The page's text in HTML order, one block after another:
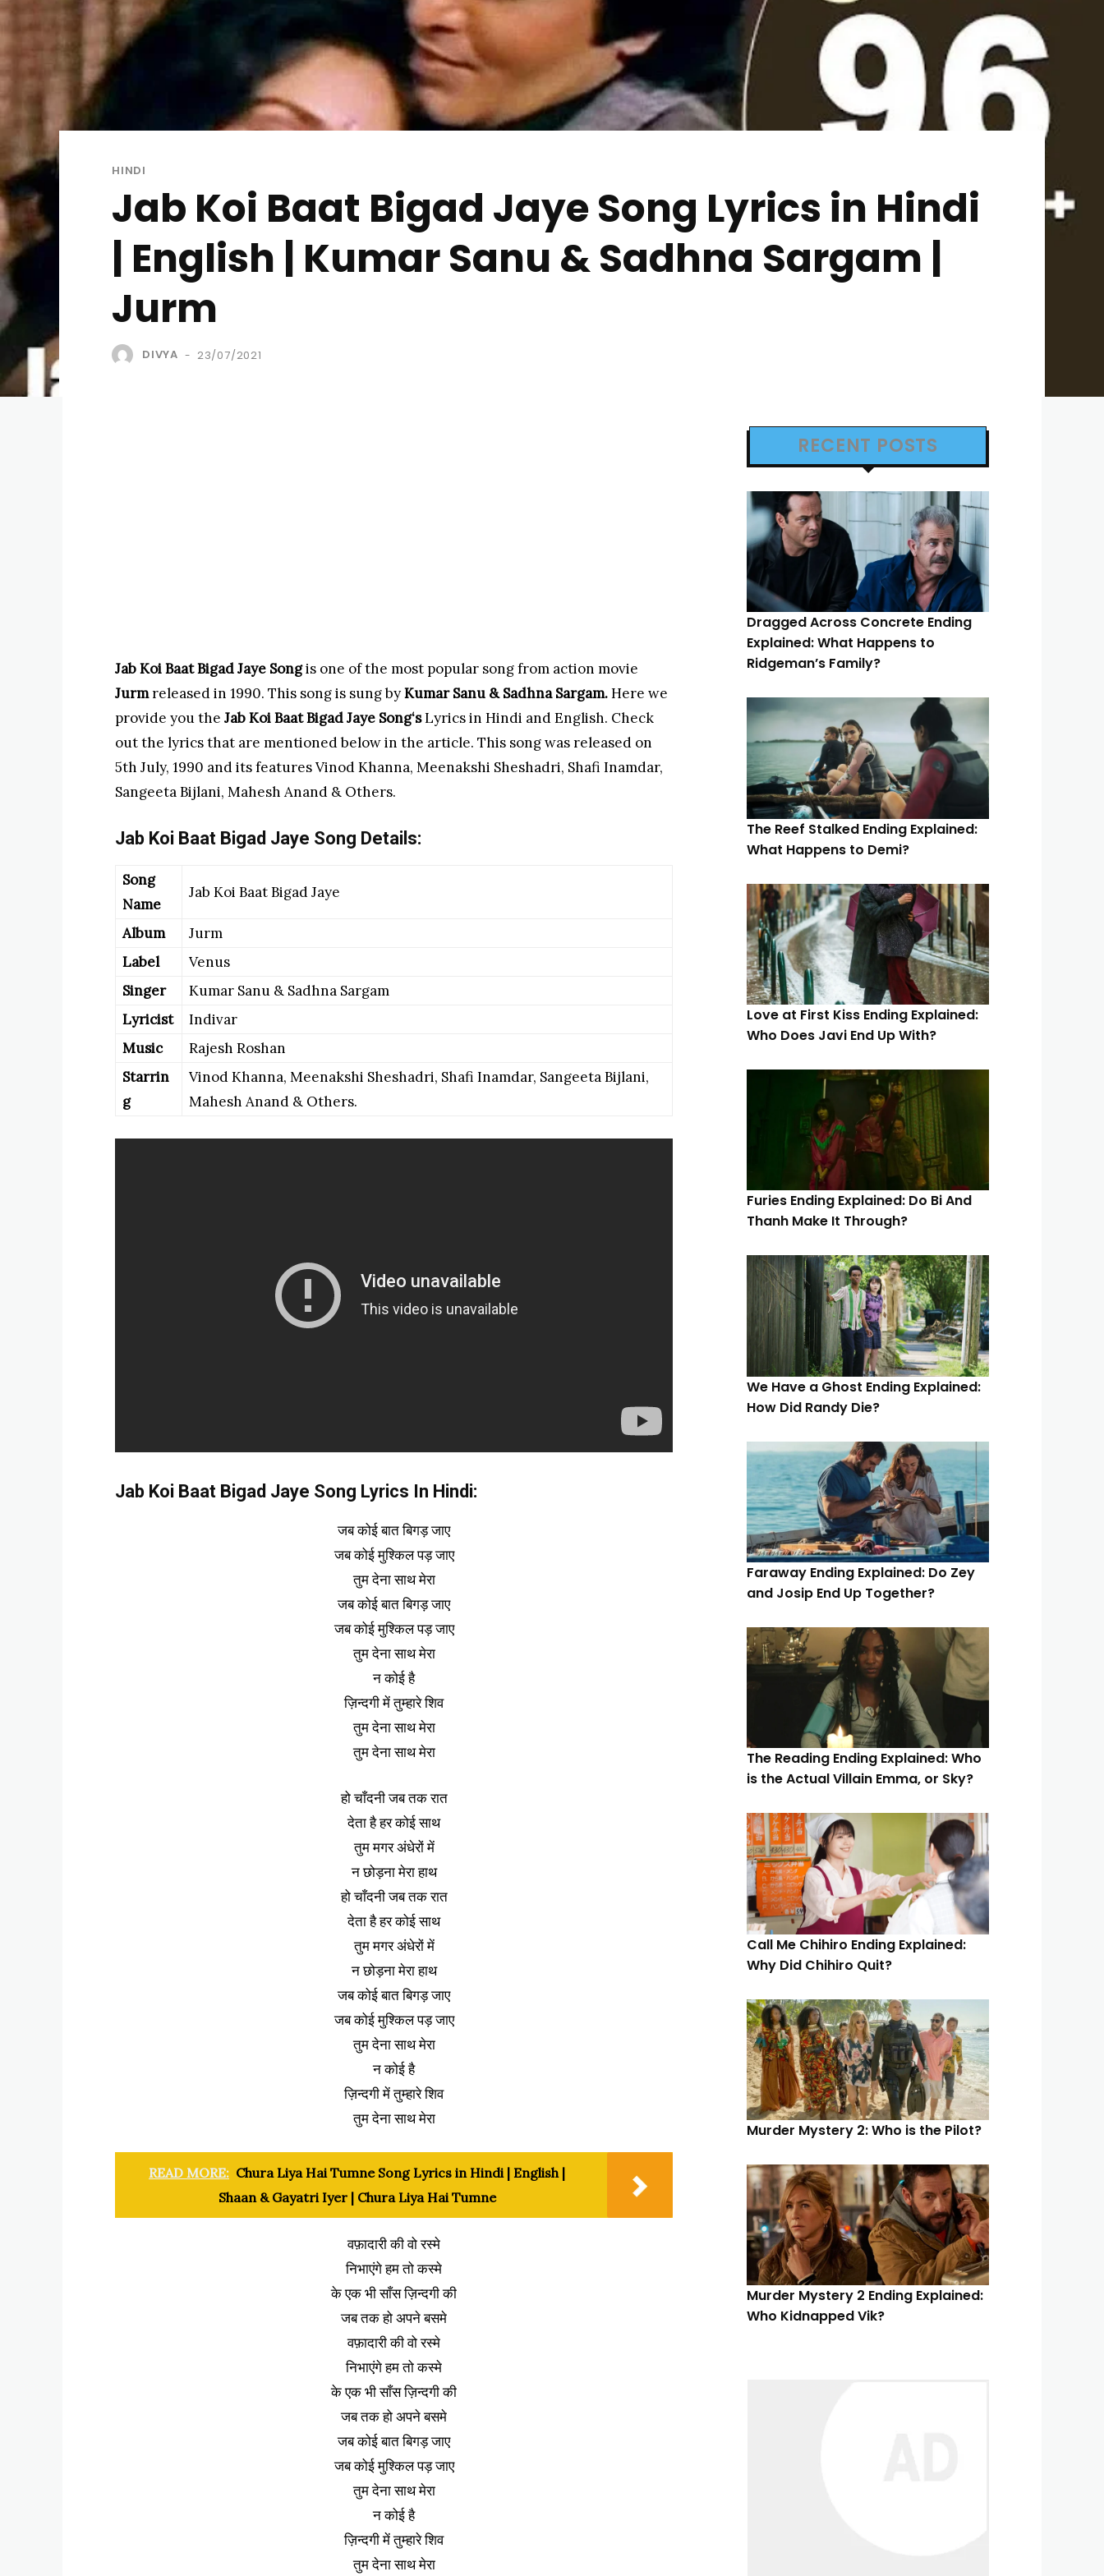
HINDI
Jab Koi Baat Bigad Jaye Song Lyrics in Hindi
| English | Kumar Sanu & Sadhna Sargam |
Jurm
DIVYA - 23/07/2021
Jab Koi Baat Bigad Jaye Songis one of the most popular song from action movie
Jurmreleased in 1990. This song is sung byKumar Sanu & Sadhna Sargam.Here we
provide you the Jab Koi Baat Bigad Jaye Song‘sLyrics in Hindi and English. Check
out the lyrics that are mentioned below in the article. This song was released on
5th July, 1990 and its features Vinod Khanna, Meenakshi Sheshadri, Shafi Inamdar,
Sangeeta Bijlani, Mahesh Anand & Others.
Jab Koi Baat Bigad Jaye Song Details:
Song
Name
Jab Koi Baat Bigad Jaye
Album
Jurm
Label
Venus
Singer
Kumar Sanu & Sadhna Sargam
Lyricist
Indivar
Music
Rajesh Roshan
Starrin
g
Vinod Khanna, Meenakshi Sheshadri, Shafi Inamdar, Sangeeta Bijlani,
Mahesh Anand & Others.
Jab Koi Baat Bigad Jaye Song Lyrics In Hindi:
जब कोई बात बिगड़ जाए
जब कोई मुश्किल पड़ जाए
तुम देना साथ मेरा
जब कोई बात बिगड़ जाए
जब कोई मुश्किल पड़ जाए
तुम देना साथ मेरा
न कोई है
ज़िन्दगी में तुम्हारे शिव
तुम देना साथ मेरा
तुम देना साथ मेरा
हो चाँदनी जब तक रात
देता है हर कोई साथ
तुम मगर अंधेरों में
न छोड़ना मेरा हाथ
हो चाँदनी जब तक रात
देता है हर कोई साथ
तुम मगर अंधेरों में
न छोड़ना मेरा हाथ
जब कोई बात बिगड़ जाए
जब कोई मुश्किल पड़ जाए
तुम देना साथ मेरा
न कोई है
ज़िन्दगी में तुम्हारे शिव
तुम देना साथ मेरा
READ MORE: Chura Liya Hai Tumne Song Lyrics in Hindi | English |
Shaan & Gayatri Iyer | Chura Liya Hai Tumne
वफ़ादारी की वो रस्मे
निभाएंगे हम तो कस्मे
के एक भी साँस ज़िन्दगी की
जब तक हो अपने बसमे
वफ़ादारी की वो रस्मे
निभाएंगे हम तो कस्मे
के एक भी साँस ज़िन्दगी की
जब तक हो अपने बसमे
जब कोई बात बिगड़ जाए
जब कोई मुश्किल पड़ जाए
तुम देना साथ मेरा
न कोई है
ज़िन्दगी में तुम्हारे शिव
तुम देना साथ मेरा
RECENT POSTS
Dragged Across Concrete Ending
Explained: What Happens to
Ridgeman’s Family?
The Reef Stalked Ending Explained:
What Happens to Demi?
Love at First Kiss Ending Explained:
Who Does Javi End Up With?
Furies Ending Explained: Do Bi And
Thanh Make It Through?
We Have a Ghost Ending Explained:
How Did Randy Die?
Faraway Ending Explained: Do Zey
and Josip End Up Together?
The Reading Ending Explained: Who
is the Actual Villain Emma, or Sky?
Call Me Chihiro Ending Explained:
Why Did Chihiro Quit?
Murder Mystery 2: Who is the Pilot?
Murder Mystery 2 Ending Explained:
Who Kidnapped Vik?